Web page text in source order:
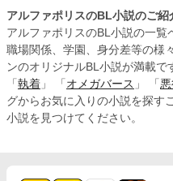
アルファポリスのBL小説のご紹
アルファポリスのBL小説の一覧
職場関係、学園、身分差等の様
ンのオリジナルBL小説が満載で
「 執着 」 「 オメガバース 」 「
グからお気に入りの小説を探す
小説を見つけてください。